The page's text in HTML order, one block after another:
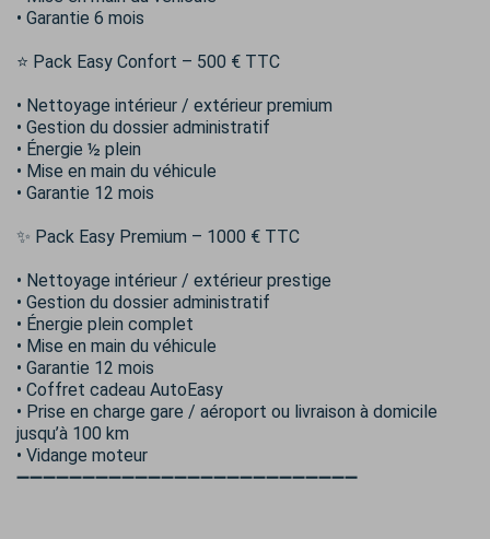
• Garantie 6 mois
⭐ Pack Easy Confort – 500 € TTC
• Nettoyage intérieur / extérieur premium
• Gestion du dossier administratif
• Énergie ½ plein
• Mise en main du véhicule
• Garantie 12 mois
✨ Pack Easy Premium – 1000 € TTC
• Nettoyage intérieur / extérieur prestige
• Gestion du dossier administratif
• Énergie plein complet
• Mise en main du véhicule
• Garantie 12 mois
• Coffret cadeau AutoEasy
• Prise en charge gare / aéroport ou livraison à domicile
jusqu’à 100 km
• Vidange moteur
➖➖➖➖➖➖➖➖➖➖➖➖➖➖➖➖➖➖➖➖➖➖➖➖➖➖